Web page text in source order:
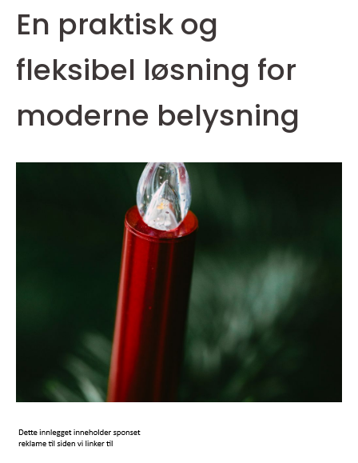
En praktisk og
fleksibel løsning for
moderne belysning